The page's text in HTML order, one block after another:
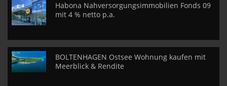
Habona Nahversorgungsimmobilien Fonds 09
mit 4 % netto p.a.
BOLTENHAGEN Ostsee Wohnung kaufen mit
Meerblick & Rendite